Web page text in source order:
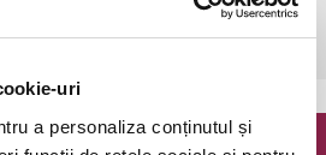
uri
a personaliza conținutul și
Sica Alexandrescuvezi pe harta